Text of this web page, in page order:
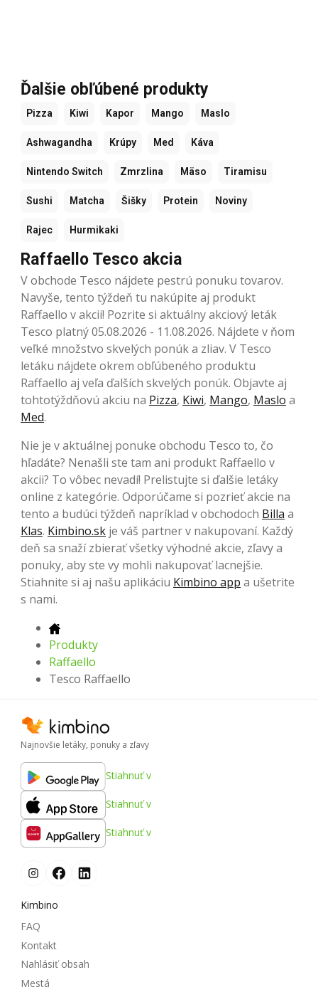
Ďalšie obľúbené produkty
Pizza Kiwi Kapor Mango Maslo
Ashwagandha Krúpy Med Káva
Nintendo Switch Zmrzlina Mäso Tiramisu
Sushi Matcha Šišky Protein Noviny
Rajec Hurmikaki
Raffaello Tesco akcia
V obchode Tesco nájdete pestrú ponuku tovarov.
Navyše, tento týždeň tu nakúpite aj produkt
Raffaello v akcii! Pozrite si aktuálny akciový leták
Tesco platný 05.08.2026 - 11.08.2026. Nájdete v ňom
veľké množstvo skvelých ponúk a zliav. V Tesco
letáku nájdete okrem obľúbeného produktu
Raffaello aj veľa ďalších skvelých ponúk. Objavte aj
tohtotýždňovú akciu na Pizza, Kiwi, Mango, Maslo a
Med.
Nie je v aktuálnej ponuke obchodu Tesco to, čo
hľadáte? Nenašli ste tam ani produkt Raffaello v
akcii? To vôbec nevadí! Prelistujte si ďalšie letáky
online z kategórie. Odporúčame si pozrieť akcie na
tento a budúci týždeň napríklad v obchodoch Billa a
Klas. Kimbino.sk je váš partner v nakupovaní. Každý
deň sa snaží zbierať všetky výhodné akcie, zľavy a
ponuky, aby ste vy mohli nakupovať lacnejšie.
Stiahnite si aj našu aplikáciu Kimbino app a ušetrite
s nami.
Produkty
Raffaello
Tesco Raffaello
Najnovšie letáky, ponuky a zľavy
Stiahnuť v
Stiahnuť v
Stiahnuť v
Kimbino
FAQ
Kontakt
Nahlásiť obsah
Mestá